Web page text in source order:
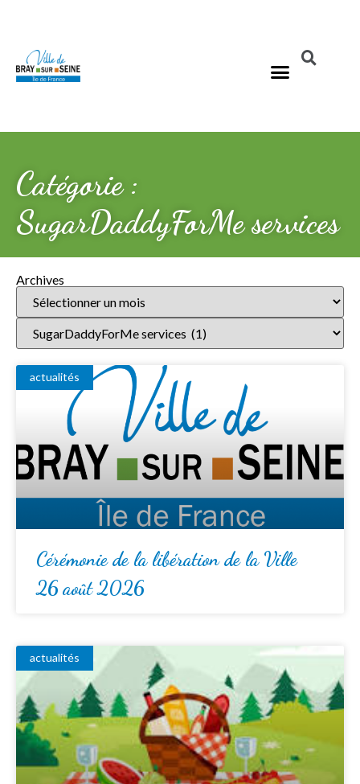
Catégorie :
SugarDaddyForMe services
Archives
actualités
Cérémonie de la libération de la Ville
26 août 2026
actualités